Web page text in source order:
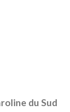
du Sud